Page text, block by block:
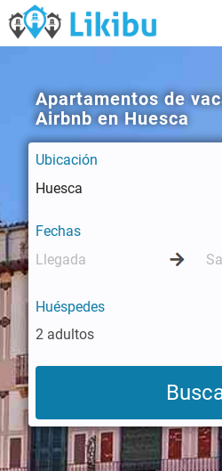
Apartamentos de
Airbnb en Huesca
Ubicación
Fechas
Huéspedes
2 adultos